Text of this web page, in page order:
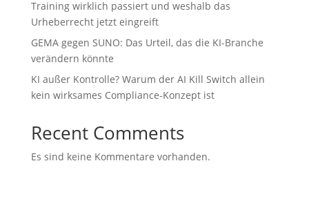
Training wirklich passiert und weshalb das
Urheberrecht jetzt eingreift
GEMA gegen SUNO: Das Urteil, das die KI-Branche
verändern könnte
KI außer Kontrolle? Warum der AI Kill Switch allein
kein wirksames Compliance-Konzept ist
Recent Comments
Es sind keine Kommentare vorhanden.